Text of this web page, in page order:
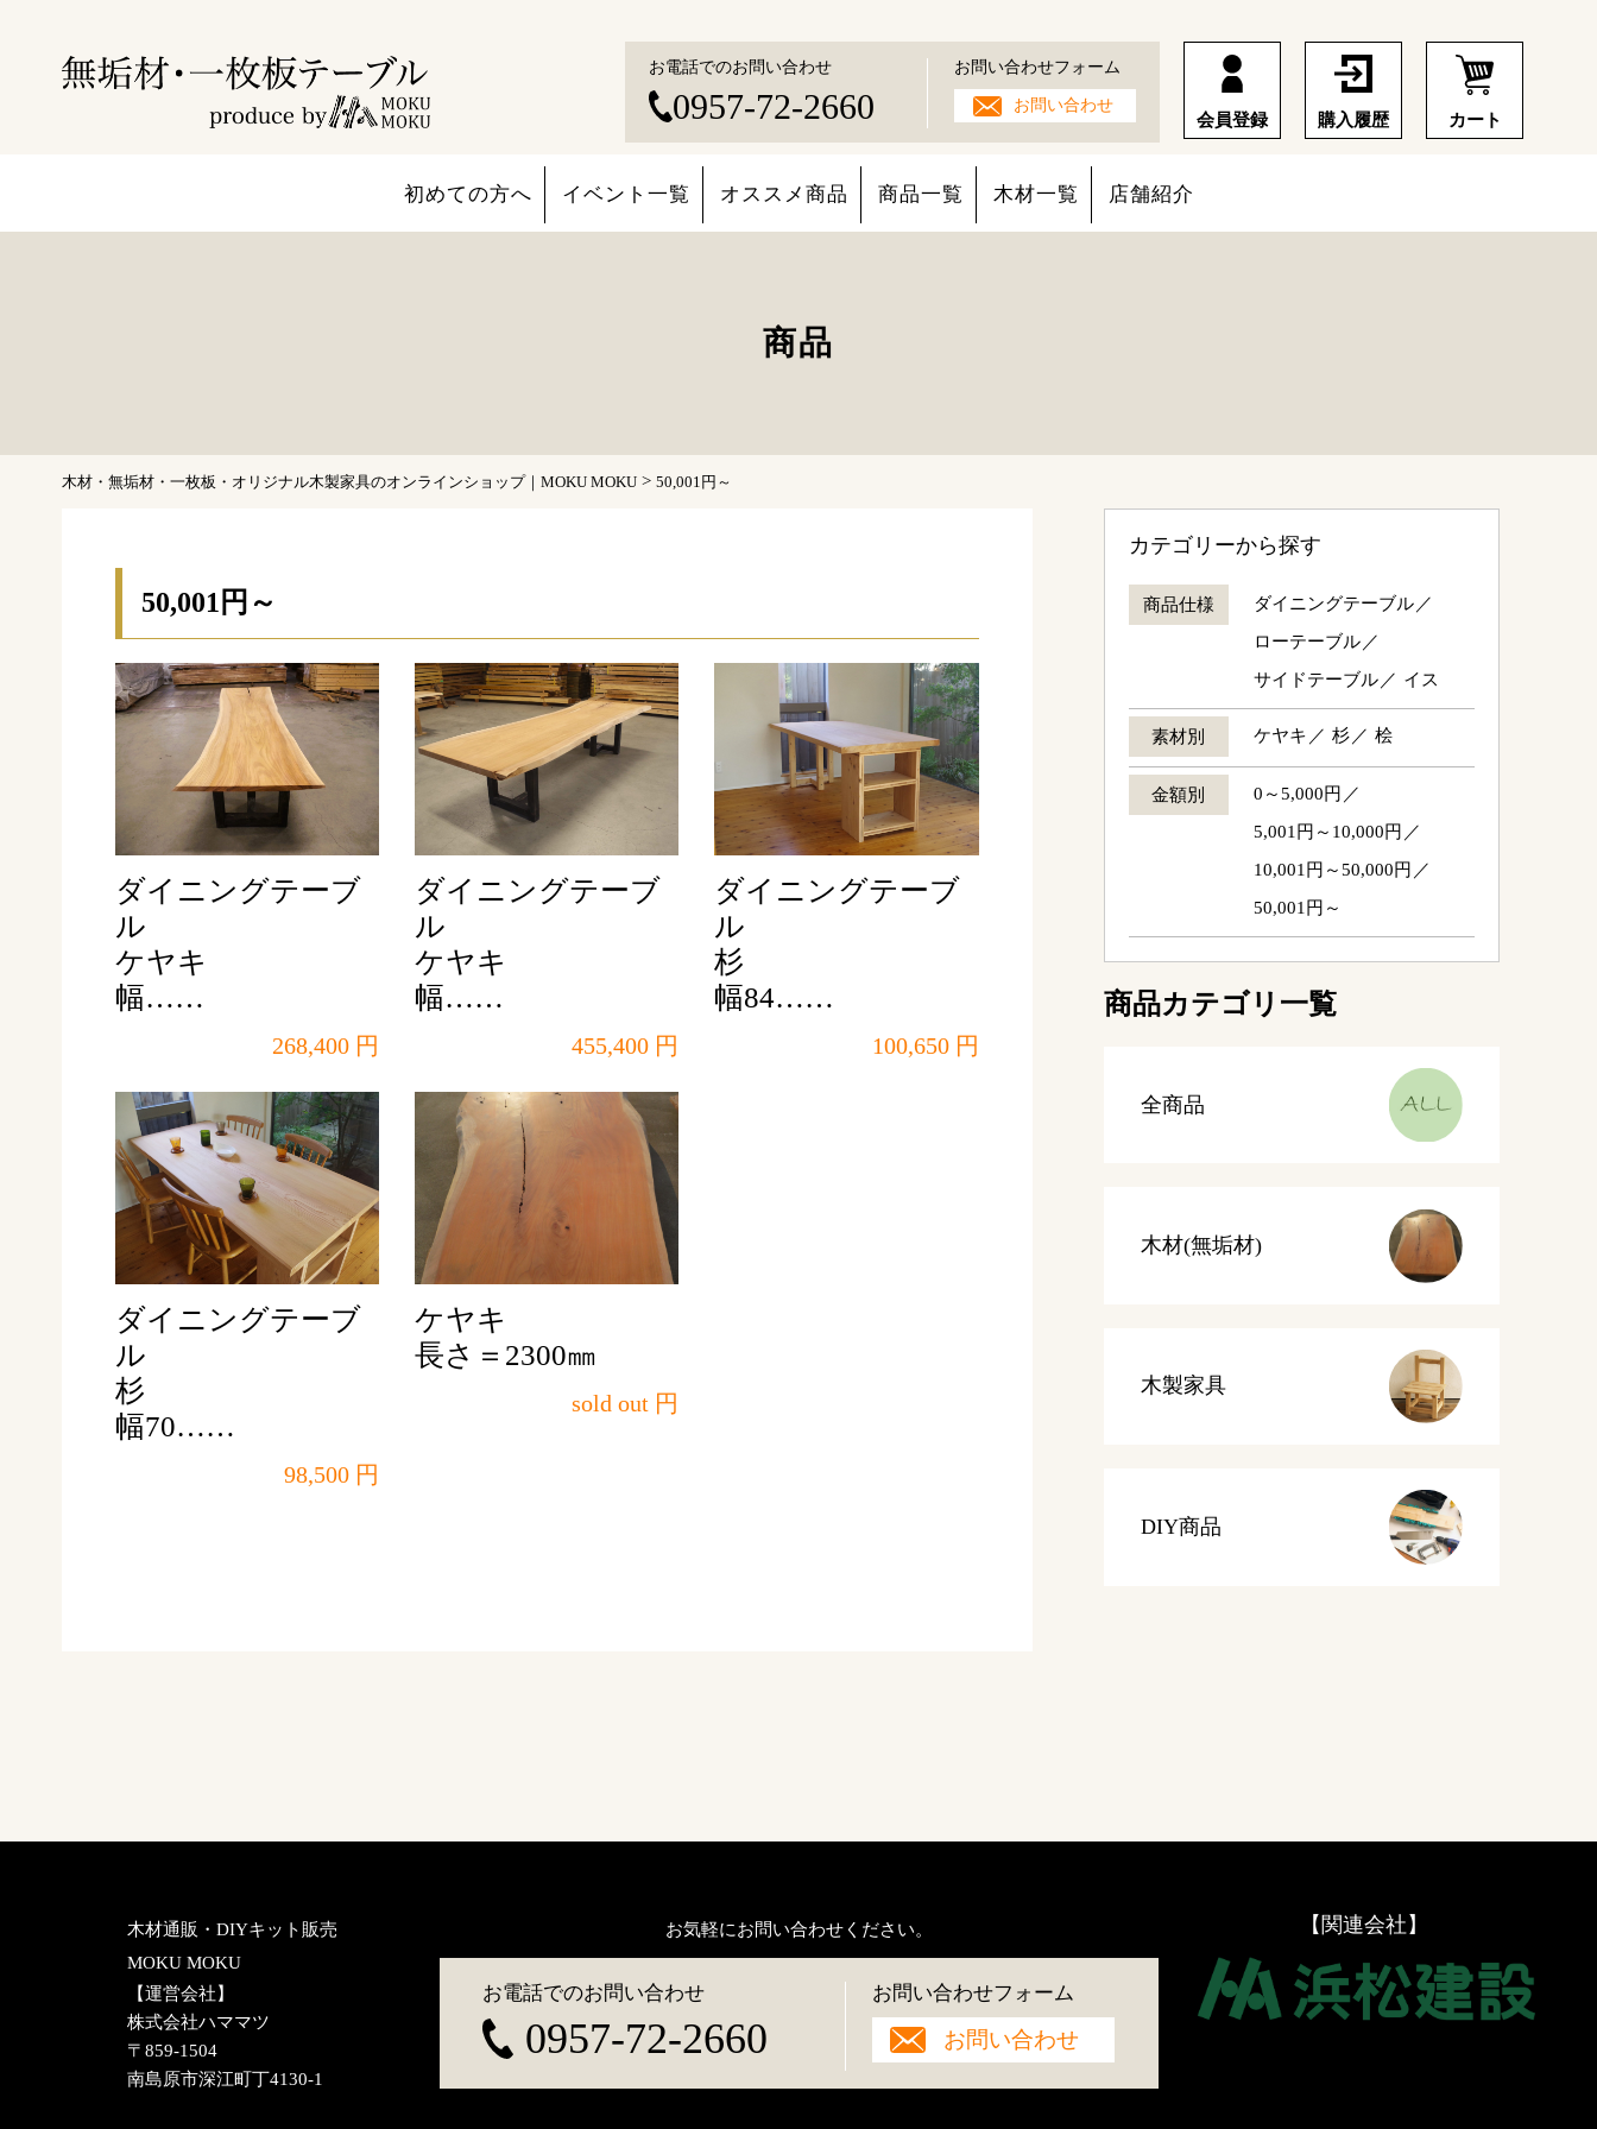
お電話でのお問い合わせ
0957-72-2660
お問い合わせフォーム
お問い合わせ
会員登録 購入履歴 カート
初めての方へ イベント一覧 オススメ商品 商品一覧 木材一覧 店舗紹介
商品
木材・無垢材・一枚板・オリジナル木製家具のオンラインショップ｜MOKU MOKU > 50,001円～
50,001円～
ダイニングテーブ
ル
ケヤキ
幅……
268,400 円
ダイニングテーブ
ル
ケヤキ
幅……
455,400 円
ダイニングテーブ
ル
杉
幅84……
100,650 円
ダイニングテーブ
ル
杉
幅70……
98,500 円
ケヤキ
長さ＝2300㎜
sold out 円
カテゴリーから探す
商品仕様
ダイニングテーブル
ローテーブル
サイドテーブル
イス
素材別 ケヤキ 杉 桧
金額別
0～5,000円
5,001円～10,000円
10,001円～50,000円
50,001円～
商品カテゴリ一覧
全商品
木材(無垢材)
木製家具
DIY商品
木材通販・DIYキット販売
MOKU MOKU
【運営会社】
株式会社ハママツ
〒859-1504
南島原市深江町丁4130-1
お気軽にお問い合わせください。
お電話でのお問い合わせ
0957-72-2660
お問い合わせフォーム
お問い合わせ
【関連会社】